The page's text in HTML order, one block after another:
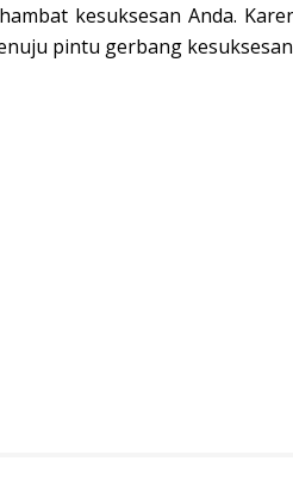
kesuksesan Anda.
pintu gerbang